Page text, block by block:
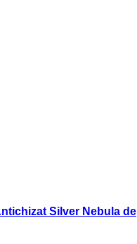
Silver Nebula de